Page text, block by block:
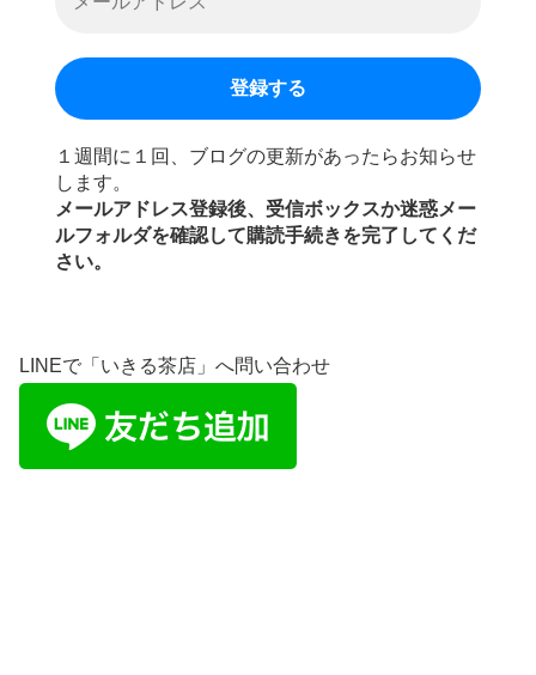
１週間に１回、ブログの更新があったらお知らせ
します。
メールアドレス登録後、受信ボックスか迷惑メー
ルフォルダを確認して購読手続きを完了してくだ
さい。
LINEで「いきる茶店」へ問い合わせ